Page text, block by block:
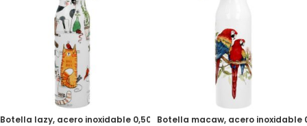
Botella lazy, acero inoxidable 0,50 l.Botella macaw, acero inoxidable